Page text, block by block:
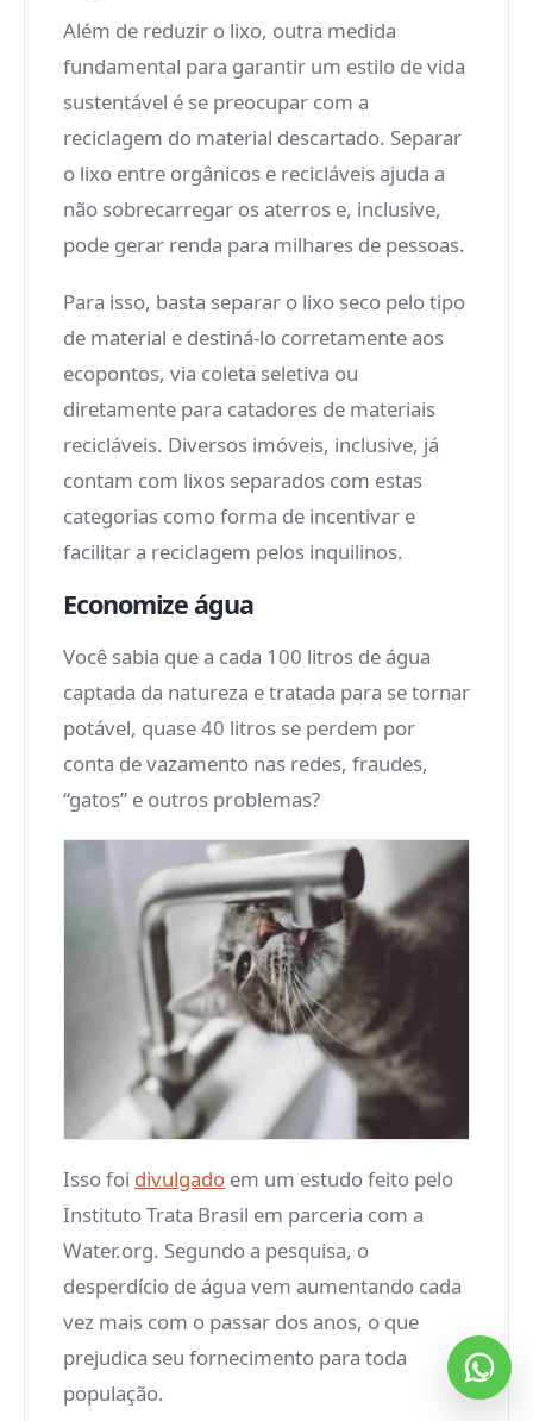
Além de reduzir o lixo, outra medida
fundamental para garantir um estilo de vida
sustentável é se preocupar com a
reciclagem do material descartado. Separar
o lixo entre orgânicos e recicláveis ajuda a
não sobrecarregar os aterros e, inclusive,
pode gerar renda para milhares de pessoas.
Para isso, basta separar o lixo seco pelo tipo
de material e destiná-lo corretamente aos
ecopontos, via coleta seletiva ou
diretamente para catadores de materiais
recicláveis. Diversos imóveis, inclusive, já
contam com lixos separados com estas
categorias como forma de incentivar e
facilitar a reciclagem pelos inquilinos.
Economize água
Você sabia que a cada 100 litros de água
captada da natureza e tratada para se tornar
potável, quase 40 litros se perdem por
conta de vazamento nas redes, fraudes,
“gatos” e outros problemas?
Isso foi divulgado em um estudo feito pelo
Instituto Trata Brasil em parceria com a
Water.org. Segundo a pesquisa, o
desperdício de água vem aumentando cada
vez mais com o passar dos anos, o que
prejudica seu fornecimento para toda
população.